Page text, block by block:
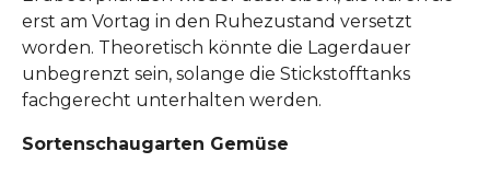
erst am Vortag in den Ruhezustand versetzt
worden. Theoretisch könnte die Lagerdauer
unbegrenzt sein, solange die Stickstofftanks
fachgerecht unterhalten werden.
Sortenschaugarten Gemüse